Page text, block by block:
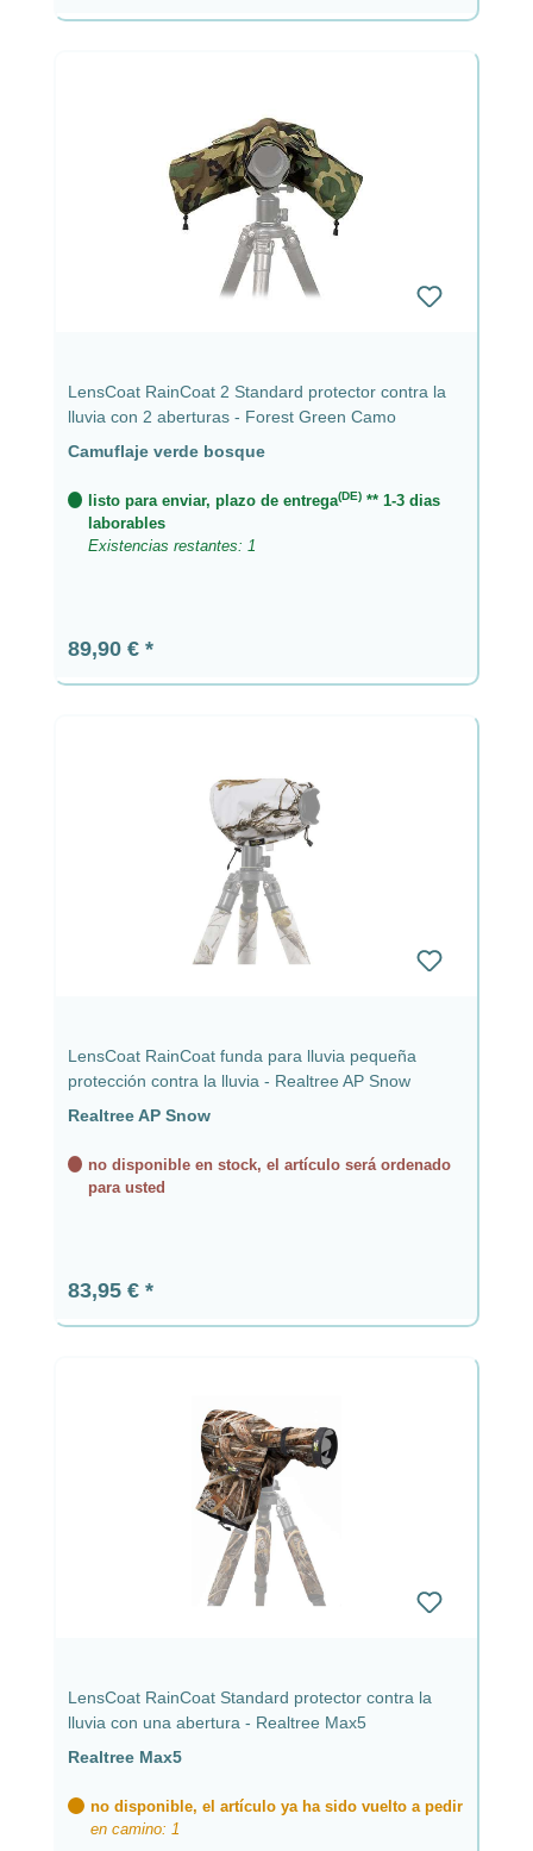
LensCoat RainCoat 2 Standard protector contra la
lluvia con 2 aberturas - Forest Green Camo
Camuflaje verde bosque
listo para enviar, plazo de entrega(DE) ** 1-3 dias
laborables
Existencias restantes: 1
Precio normal:
89,90 €
LensCoat RainCoat funda para lluvia pequeña
protección contra la lluvia - Realtree AP Snow
Realtree AP Snow
no disponible en stock, el artículo será ordenado
para usted
Precio normal:
83,95 €
LensCoat RainCoat Standard protector contra la
lluvia con una abertura - Realtree Max5
Realtree Max5
no disponible, el artículo ya ha sido vuelto a pedir
en camino: 1